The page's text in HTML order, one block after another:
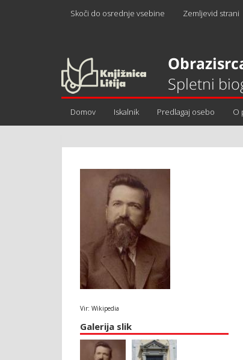
Skoči do osrednje vsebine Zemljevid strani
Domov Iskalnik Predlagaj osebo O
Vir: Wikipedia
Galerija slik